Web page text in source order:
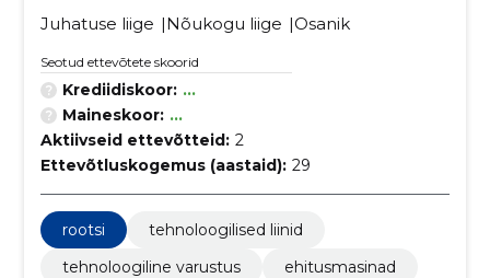
Juhatuse liige
Nõukogu liige Osanik
Seotud ettevõtete skoorid
Krediidiskoor: ...
Maineskoor: ...
Aktiivseid ettevõtteid: 2
Ettevõtluskogemus (aastaid): 29
rootsi
tehnoloogilised liinid
tehnoloogiline varustus
ehitusmasinad